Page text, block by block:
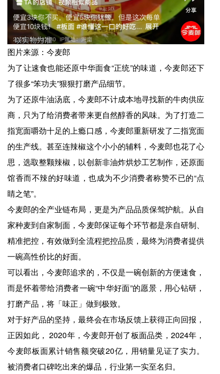
图片来源：今麦郎
为了让速食也能还原中华面食“正统”的味道，今麦郎还下
了很多“笨功夫”狠狠打磨产品细节。
为了还原牛油汤底，今麦郎不计成本地寻找新的牛肉供应
商，只为了给消费者带来更自然醇香的风味。为了打造二
指宽面嚼劲十足的上瘾口感，今麦郎重新研发了二指宽面
的生产线。甚至连辣椒这个小小的辅料，今麦郎也花了心
思，选取整颗辣椒，以创新非油炸烘炒工艺制作，还原面
馆香而不辣的好味道，也成为不少消费者称赞不已的“点
睛之笔”。
今麦郎的全产业链布局，更是为产品品质保驾护航。从自
家种麦到自家制面，今麦郎保证每个环节都是亲自研制、
精准把控，有效做到全流程把控品质，最终为消费者提供
一碗高性价比的好面。
可以看出，今麦郎追求的，不仅是一碗创新的方便速食，
而是怀着带给消费者一碗“中华好面”的愿景，用心钻研，
打磨产品，将「味正」做到极致。
对于好产品的坚持，最终会在市场反馈上获得正向回报，
正因如此， 2020年，今麦郎开创了板面品类，2024年，
今麦郎板面累计销售额突破20亿，用销量见证了实力。
被消费者口碑吃出来的爆品，行业第一实至名归。